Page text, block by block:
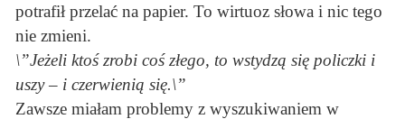
potrafił przelać na papier. To wirtuoz słowa i nic tego
nie zmieni.
\”Jeżeli ktoś zrobi coś złego, to wstydzą się policzki i
uszy – i czerwienią się.\”
Zawsze miałam problemy z wyszukiwaniem w